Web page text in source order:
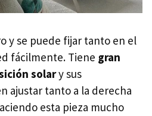
y se puede fijar tanto en el
fácilmente. Tiene gran
solary sus
ajustar tanto a la derecha
esta pieza mucho